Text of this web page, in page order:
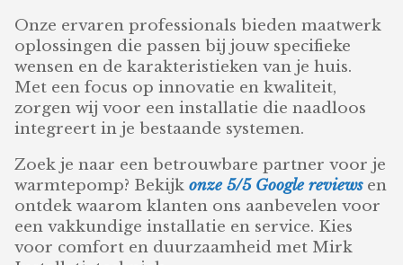
Onze ervaren professionals bieden maatwerk
oplossingen die passen bij jouw specifieke
wensen en de karakteristieken van je huis.
Met een focus op innovatie en kwaliteit,
zorgen wij voor een installatie die naadloos
integreert in je bestaande systemen.
Zoek je naar een betrouwbare partner voor je
warmtepomp? Bekijkonze 5/5 Google reviewsen
ontdek waarom klanten ons aanbevelen voor
een vakkundige installatie en service. Kies
voor comfort en duurzaamheid met Mirk